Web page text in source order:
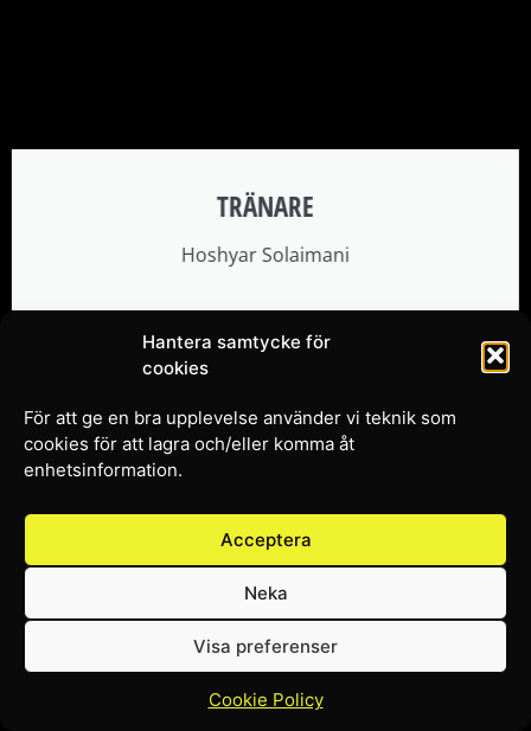
Hantera samtycke för
cookies
För att ge en bra upplevelse använder vi teknik som
cookies för att lagra och/eller komma åt
enhetsinformation.
Acceptera
Neka
Visa preferenser
Cookie Policy
TRÄNARE
Hoshyar Solaimani